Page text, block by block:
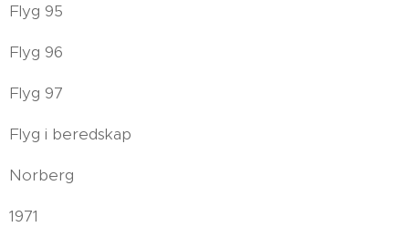
Flyg 95
Flyg 96
Flyg 97
Flyg i beredskap
Norberg
1971